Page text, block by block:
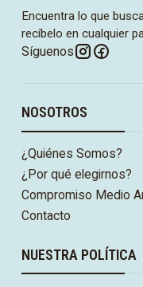
Encuentra lo que
recíbelo en cualquier
Síguenos
NOSOTROS
¿Quiénes Somos?
¿Por qué elegirnos?
Compromiso Medio
Contacto
NUESTRA POLÍTICA